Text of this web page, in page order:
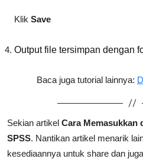
Klik Save
Output file tersimpan dengan
Baca juga tutorial lainnya:
Sekian artikel Cara Memasukkan
SPSS. Nantikan artikel menarik
kesediaannya untuk share dan